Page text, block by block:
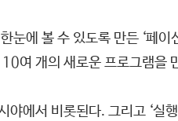
눈에 볼 수 있도록 만든 ‘페
여 개의 새로운 프로그램을
에서 비롯된다. 그리고 ‘실